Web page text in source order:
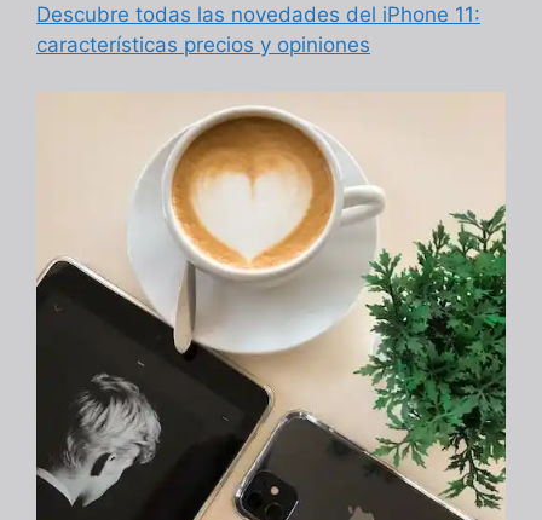
Descubre todas las novedades del iPhone 11:
características precios y opiniones